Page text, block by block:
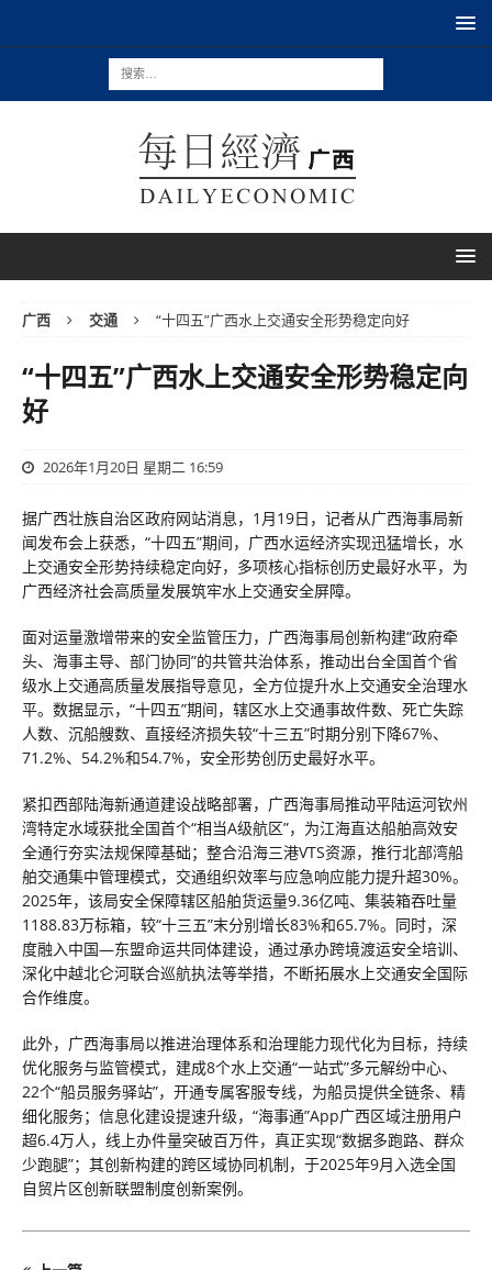
广西 交通 “十四五”广西水上交通安全形势稳定向好
“十四五”广西水上交通安全形势稳定向
好
2026年1月20日 星期二 16:59
据广西壮族自治区政府网站消息，1月19日，记者从广西海事局新
闻发布会上获悉，“十四五”期间，广西水运经济实现迅猛增长，水
上交通安全形势持续稳定向好，多项核心指标创历史最好水平，为
广西经济社会高质量发展筑牢水上交通安全屏障。
面对运量激增带来的安全监管压力，广西海事局创新构建“政府牵
头、海事主导、部门协同”的共管共治体系，推动出台全国首个省
级水上交通高质量发展指导意见，全方位提升水上交通安全治理水
平。数据显示，“十四五”期间，辖区水上交通事故件数、死亡失踪
人数、沉船艘数、直接经济损失较“十三五”时期分别下降67%、
71.2%、54.2%和54.7%，安全形势创历史最好水平。
紧扣西部陆海新通道建设战略部署，广西海事局推动平陆运河钦州
湾特定水域获批全国首个“相当A级航区”，为江海直达船舶高效安
全通行夯实法规保障基础；整合沿海三港VTS资源，推行北部湾船
舶交通集中管理模式，交通组织效率与应急响应能力提升超30%。
2025年，该局安全保障辖区船舶货运量9.36亿吨、集装箱吞吐量
1188.83万标箱，较“十三五”末分别增长83%和65.7%。同时，深
度融入中国—东盟命运共同体建设，通过承办跨境渡运安全培训、
深化中越北仑河联合巡航执法等举措，不断拓展水上交通安全国际
合作维度。
此外，广西海事局以推进治理体系和治理能力现代化为目标，持续
优化服务与监管模式，建成8个水上交通“一站式”多元解纷中心、
22个“船员服务驿站”，开通专属客服专线，为船员提供全链条、精
细化服务；信息化建设提速升级，“海事通”App广西区域注册用户
超6.4万人，线上办件量突破百万件，真正实现“数据多跑路、群众
少跑腿”；其创新构建的跨区域协同机制，于2025年9月入选全国
自贸片区创新联盟制度创新案例。